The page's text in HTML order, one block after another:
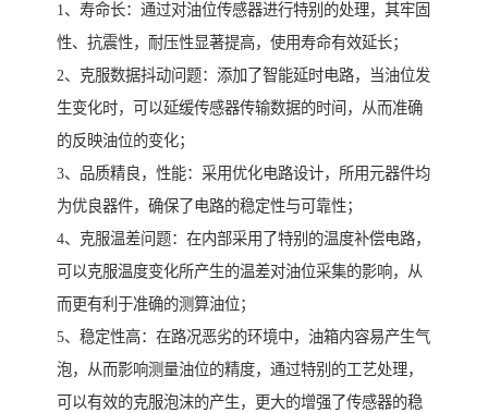
1、寿命长：通过对油位传感器进行特别的处理，其牢固
性、抗震性，耐压性显著提高，使用寿命有效延长；
2、克服数据抖动问题：添加了智能延时电路，当油位发
生变化时，可以延缓传感器传输数据的时间，从而准确
的反映油位的变化；
3、品质精良，性能：采用优化电路设计，所用元器件均
为优良器件，确保了电路的稳定性与可靠性；
4、克服温差问题：在内部采用了特别的温度补偿电路，
可以克服温度变化所产生的温差对油位采集的影响，从
而更有利于准确的测算油位；
5、稳定性高：在路况恶劣的环境中，油箱内容易产生气
泡，从而影响测量油位的精度，通过特别的工艺处理，
可以有效的克服泡沫的产生，更大的增强了传感器的稳